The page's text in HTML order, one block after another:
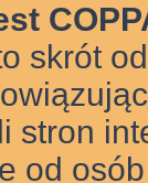
skrót
stron
od